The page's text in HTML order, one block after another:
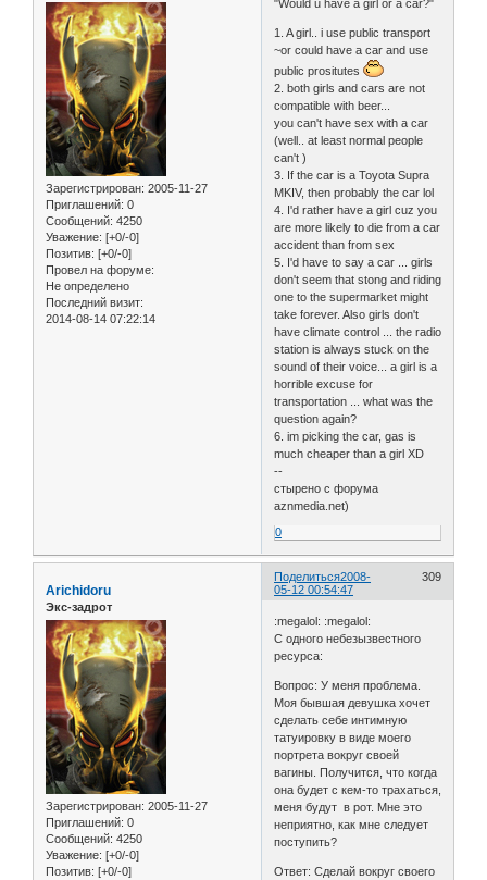
Зарегистрирован: 2005-11-27
Приглашений: 0
Сообщений: 4250
Уважение: [+0/-0]
Позитив: [+0/-0]
Провел на форуме:
Не определено
Последний визит:
2014-08-14 07:22:14
"Would u have a girl or a car?"
1. A girl.. i use public transport
~or could have a car and use
public prositutes
2. both girls and cars are not
compatible with beer...
you can't have sex with a car
(well.. at least normal people
can't )
3. If the car is a Toyota Supra
MKIV, then probably the car lol
4. I'd rather have a girl cuz you
are more likely to die from a car
accident than from sex
5. I'd have to say a car ... girls
don't seem that stong and riding
one to the supermarket might
take forever. Also girls don't
have climate control ... the radio
station is always stuck on the
sound of their voice... a girl is a
horrible excuse for
transportation ... what was the
question again?
6. im picking the car, gas is
much cheaper than a girl XD
--
стырено с форума
aznmedia.net)
0
Поделиться 309
2008-
05-12 00:54:47
Arichidoru
Экс-задрот
Зарегистрирован: 2005-11-27
Приглашений: 0
Сообщений: 4250
Уважение: [+0/-0]
Позитив: [+0/-0]
:megalol: :megalol:
C одного небезызвестного
ресурса:
Вопрос: У меня проблема.
Моя бывшая девушка хочет
сделать себе интимную
татуировку в виде моего
портрета вокруг своей
вагины. Получится, что когда
она будет с кем-то трахаться,
меня будут в рот. Мне это
неприятно, как мне следует
поступить?
Ответ: Сделай вокруг своего